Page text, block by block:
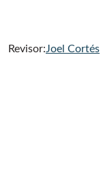
Revisor:Joel Cortés